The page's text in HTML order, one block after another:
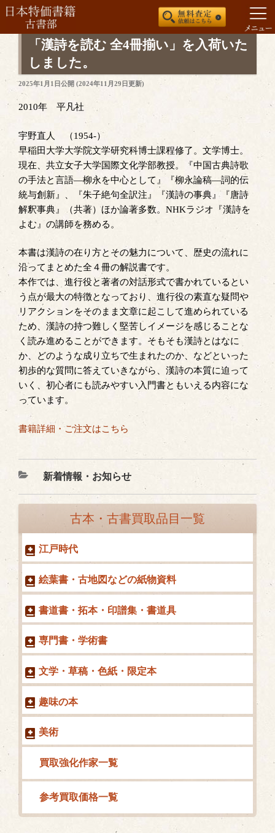
プ
「漢詩を読む 全4冊揃い」を入荷いた
しました。
投
稿
日:
2025年1月1日公開 (2024年11月29日更新)
2010年 平凡社
宇野直人 （1954-）
早稲田大学大学院文学研究科博士課程修了。文学博士。
現在、共立女子大学国際文化学部教授。『中国古典詩歌
の手法と言語―柳永を中心として』『柳永論稿―詞的伝
統与創新』、『朱子絶句全訳注』『漢詩の事典』『唐詩
解釈事典』（共著）ほか論著多数。NHKラジオ『漢詩を
よむ』の講師を務める。
本書は漢詩の在り方とその魅力について、歴史の流れに
沿ってまとめた全４冊の解説書です。
本作では、進行役と著者の対話形式で書かれているとい
う点が最大の特徴となっており、進行役の素直な疑問や
リアクションをそのまま文章に起こして進められている
ため、漢詩の持つ難しく堅苦しイメージを感じることな
く読み進めることができます。そもそも漢詩とはなに
か、どのような成り立ちで生まれたのか、などといった
初歩的な質問に答えていきながら、漢詩の本質に迫って
いく、初心者にも読みやすい入門書ともいえる内容にな
っています。
書籍詳細・ご注文はこちら
カ
テ
新着情報・お知らせ
古本・古書買取品目一覧
江戸時代
絵葉書・古地図などの紙物資料
書道書・拓本・印譜集・書道具
専門書・学術書
文学・草稿・色紙・限定本
趣味の本
美術
買取強化作家一覧
参考買取価格一覧